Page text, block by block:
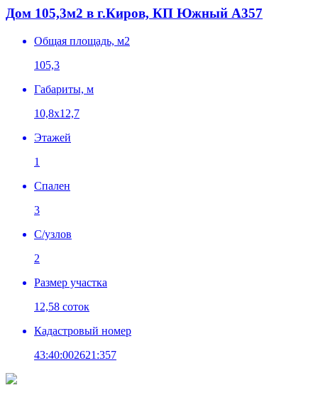
Дом 105,3м2 в г.Киров, КП Южный А357
Общая площадь, м2
105,3
Габариты, м
10,8х12,7
Этажей
1
Спален
3
C/узлов
2
Размер участка
12,58 соток
Кадастровый номер
43:40:002621:357